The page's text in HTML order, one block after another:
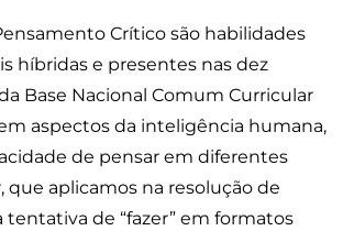
Crítico são habilidades
híbridas e presentes nas dez
Base Nacional Comum Curricular
aspectos da inteligência humana,
de pensar em diferentes
que aplicamos na resolução de
tentativa de “fazer” em formatos